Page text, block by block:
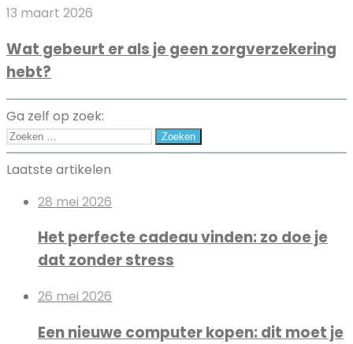
bezoeken
Wat
er
als
geen
zorgverzekering
hebt?
13 maart 2026
Wat gebeurt er als je geen zorgverzekering
hebt?
Ga zelf op zoek:
Zoeken
naar:
Laatste artikelen
28 mei 2026
Het perfecte cadeau vinden: zo doe je
dat zonder stress
26 mei 2026
Een nieuwe computer kopen: dit moet je